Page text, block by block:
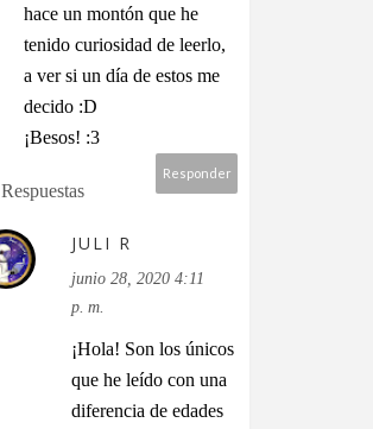
hace un montón que he
tenido curiosidad de leerlo,
a ver si un día de estos me
decido :D
¡Besos! :3
Responder
Respuestas
JULI R
junio 28, 2020 4:11
p. m.
¡Hola! Son los únicos
que he leído con una
diferencia de edades